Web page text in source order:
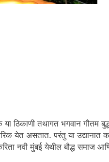
या ठिकाणी तथागत भगवान गौतम
येत असतात. परंतु या
नवी मुंबई येथील बौद्ध